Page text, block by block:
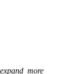
expand_more